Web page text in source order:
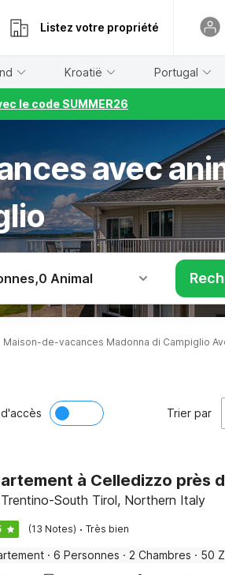
Listez votre propriété
Kroatië Portugal
le code SUMMER26
avec
,0 Animal
Maison-de-vacances Madonna di Campiglio
Trier par
à Celledizzo près
South Tirol, Northern Italy
(13 Notes) · Très bien
· 6 Personnes · 2 Chambres · 50